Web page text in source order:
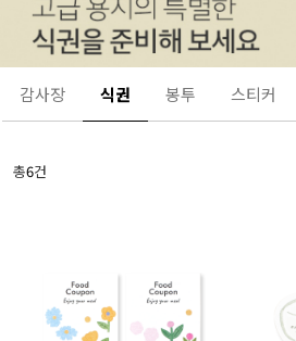
감사장 식권 봉투 스티커
총6건